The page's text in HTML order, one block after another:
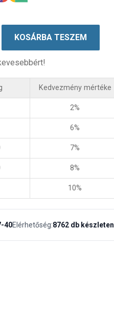
KOSÁRBA TESZEM
Kedvezmény mértéke
2%
6%
7%
8%
10%
40Elérhetőség:8762 db készleten